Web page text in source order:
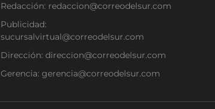
Redacción: redaccion@correodelsur.com
Publicidad:
sucursalvirtual@correodelsur.com
Dirección: direccion@correodelsur.com
Gerencia: gerencia@correodelsur.com